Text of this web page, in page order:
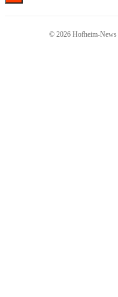
© 2026 Hofheim-News |